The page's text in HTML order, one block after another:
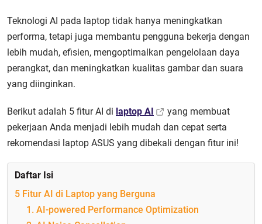
Teknologi AI pada laptop tidak hanya meningkatkan
performa, tetapi juga membantu pengguna bekerja dengan
lebih mudah, efisien, mengoptimalkan pengelolaan daya
perangkat, dan meningkatkan kualitas gambar dan suara
yang diinginkan.
Berikut adalah 5 fitur AI di laptop AI
yang membuat
pekerjaan Anda menjadi lebih mudah dan cepat serta
rekomendasi laptop ASUS yang dibekali dengan fitur ini!
Daftar Isi
5 Fitur AI di Laptop yang Berguna
1. AI-powered Performance Optimization